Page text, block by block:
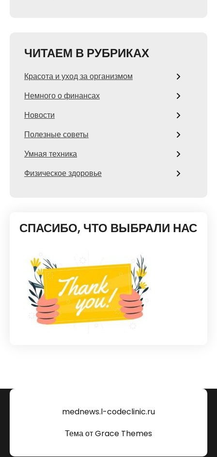
ЧИТАЕМ В РУБРИКАХ
Красота и уход за организмом
Немного о финансах
Новости
Полезные советы
Умная техника
Физическое здоровье
СПАСИБО, ЧТО ВЫБРАЛИ НАС
mednews.l-codeclinic.ru
Тема от Grace Themes